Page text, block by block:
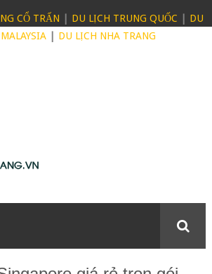
CỔ TRẤN DU LỊCH TRUNG QUỐC
DU
| DU LỊCH NHA TRANG